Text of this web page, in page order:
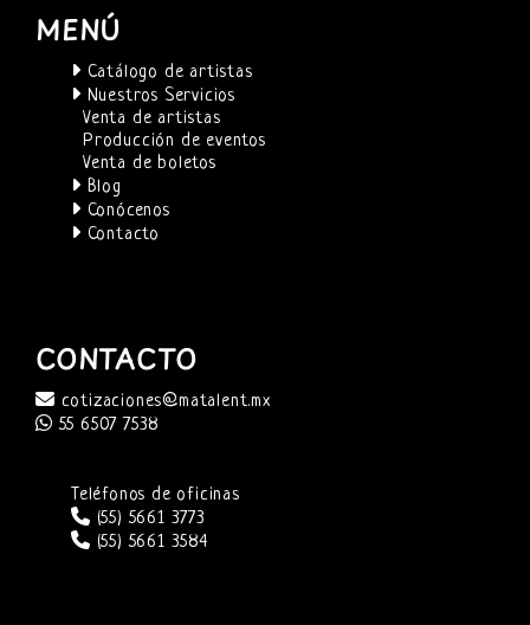
MENÚ
Catálogo de artistas
Nuestros Servicios
Venta de artistas
Producción de eventos
Venta de boletos
Blog
Conócenos
Contacto
CONTACTO
cotizaciones@matalent.mx
55 6507 7538
Teléfonos de oficinas
(55) 5661 3773
(55) 5661 3584